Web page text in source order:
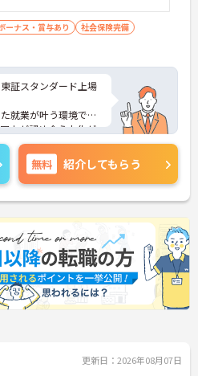
ーナス・賞与あり
社会保険完備
証スタンダード上場
就業が叶う環境で
士が認め合う文化が
ポイントなど、さら
軽にご相談くださ
無料 紹介してもらう
更新日：2026年08月07日